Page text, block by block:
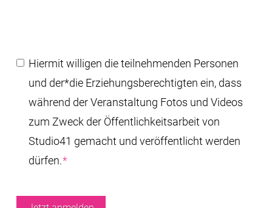
Einwilligung*
Hiermit willigen die teilnehmenden Personen
und der*die Erziehungsberechtigten ein, dass
während der Veranstaltung Fotos und Videos
zum Zweck der Öffentlichkeitsarbeit von
Studio41 gemacht und veröffentlicht werden
dürfen.*